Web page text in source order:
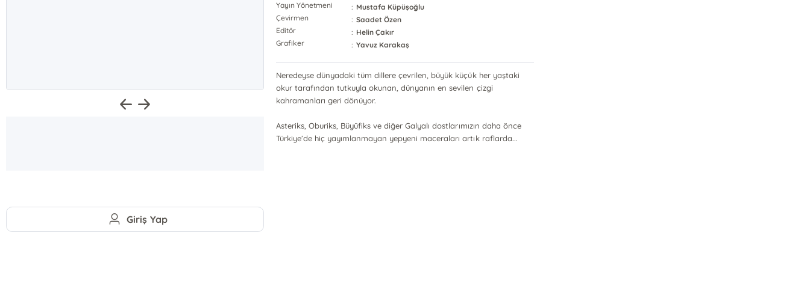
Yayın Yönetmeni : Mustafa Küpüşoğlu
Çevirmen
: Saadet Özen
Editör
: Helin Çakır
Grafiker
: Yavuz Karakaş
Neredeyse dünyadaki tüm dillere çevrilen, büyük küçük her yaştaki
okur tarafından tutkuyla okunan, dünyanın en sevilen çizgi
kahramanları geri dönüyor.
Asteriks, Oburiks, Büyüfiks ve diğer Galyalı dostlarımızın daha önce
Türkiye’de hiç yayımlanmayan yepyeni maceraları artık raflarda...
Giriş Yap